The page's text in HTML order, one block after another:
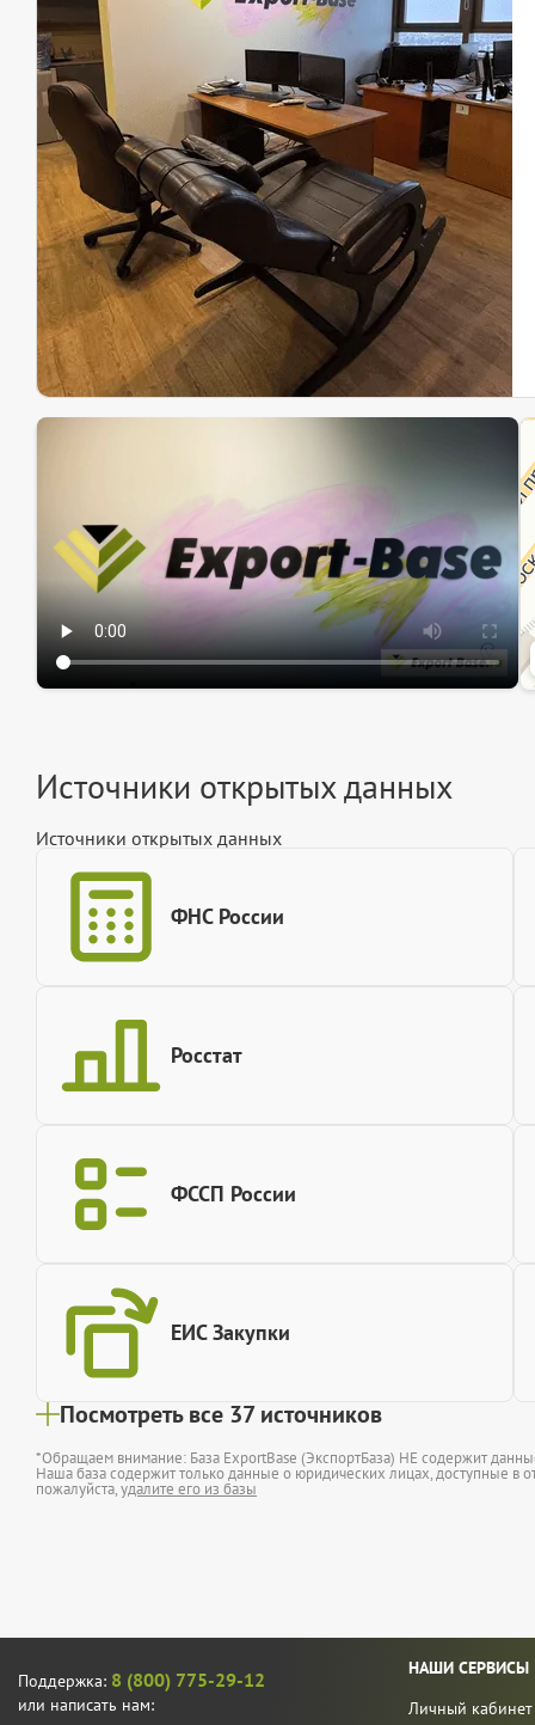
Источники открытых данных
Источники открытых данных
ФНС России
Росстат
ФССП России
ЕИС Закупки
Посмотреть все 37 источников
*Обращаем внимание: База ExportBase (ЭкспортБаза) НЕ содержит
Наша база содержит только данные о юридических лицах, доступные в
пожалуйста,удалите его из базы
Поддержка: 8 (800) 775-29-12
или написать нам:
НАШИ СЕРВИСЫ
Личный кабинет